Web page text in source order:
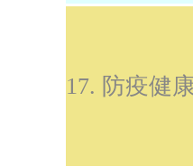
17. 防疫健